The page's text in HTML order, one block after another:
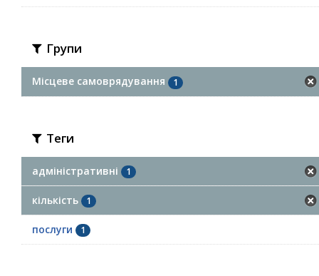
Групи
Місцеве самоврядування 1
Теги
адміністративні 1
кількість 1
послуги 1